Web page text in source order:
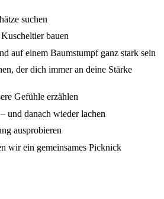
suchen
bauen
auf einem Baumstumpf ganz stark sein
der dich immer an deine Stärke
Gefühle erzählen
und danach wieder lachen
ausprobieren
wir ein gemeinsames Picknick